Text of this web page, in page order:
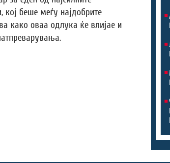
кој беше меѓу најдобрите
како оваа одлука ќе влијае и